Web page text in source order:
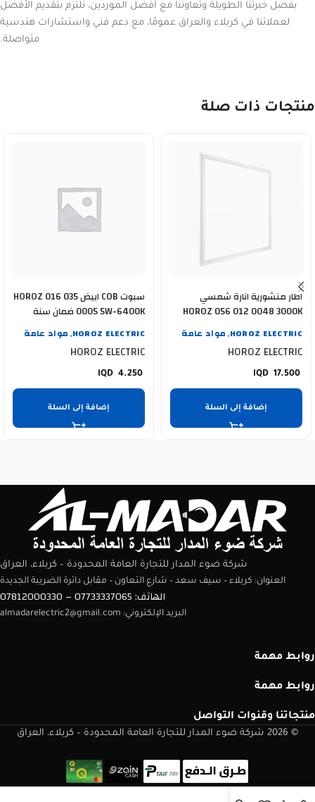
بفضل خبرتنا الطويلة وتعاوننا مع أفضل الموردين، نلتزم بتقديم الأفضل
لعملائنا في كربلاء والعراق عمومًا، مع دعم فني واستشارات هندسية
متواصلة.
منتجات ذات صلة
اطار منشورية انارة شمسي
HOROZ 056 012 0048 3000K
HOROZ ELECTRIC
, مواد عامة
HOROZ ELECTRIC
17.500
إضافة إلى السلة
سبوت COB ابيض HOROZ 016 035
0005 5W-6400K ضمان سنة
HOROZ ELECTRIC
, مواد عامة
HOROZ ELECTRIC
4.250
إضافة إلى السلة
شركة ضوء المدار للتجارة العامة المحدودة – كربلاء، العراق
العنوان: كربلاء – سيف سعد – شارع التعاون – مقابل دائرة الضريبة الجديدة
الهاتف: 07733337065 – 07812000330
البريد الإلكتروني: almadarelectric2@gmail.com
روابط مهمة
روابط مهمة
منتجاتنا وقنوات التواصل
© 2026 شركة ضوء المدار للتجارة العامة المحدودة – كربلاء، العراق